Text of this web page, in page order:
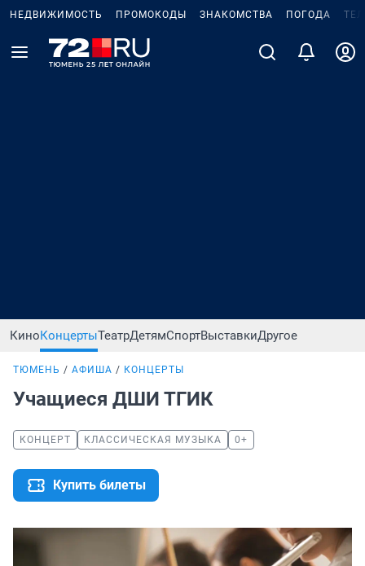
НЕДВИЖИМОСТЬ ПРОМОКОДЫ ЗНАКОМСТВА ПОГОДА
КиноКонцертыТеатрДетямСпортВыставкиДругое
ТЮМЕНЬ АФИША КОНЦЕРТЫ
Учащиеся ДШИ ТГИК
КОНЦЕРТ КЛАССИЧЕСКАЯ МУЗЫКА 0+
Купить билеты